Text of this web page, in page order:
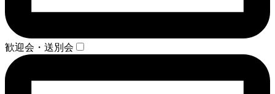
歓迎会・送別会